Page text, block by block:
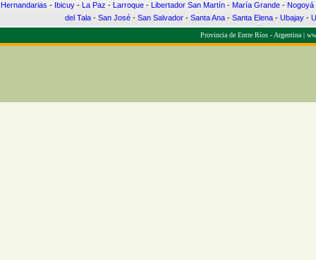
Hernandarias - Ibicuy - La Paz - Larroque - Libertador San Martín - María Grande - Nogoyá
del Tala- San José- San Salvador- Santa Ana- Santa Elena- Ubajay-
Provincia de Entre Ríos - Argentina |